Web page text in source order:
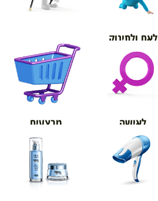
לאם ולתינוק
אורטופדיה
לאישה מבצעים